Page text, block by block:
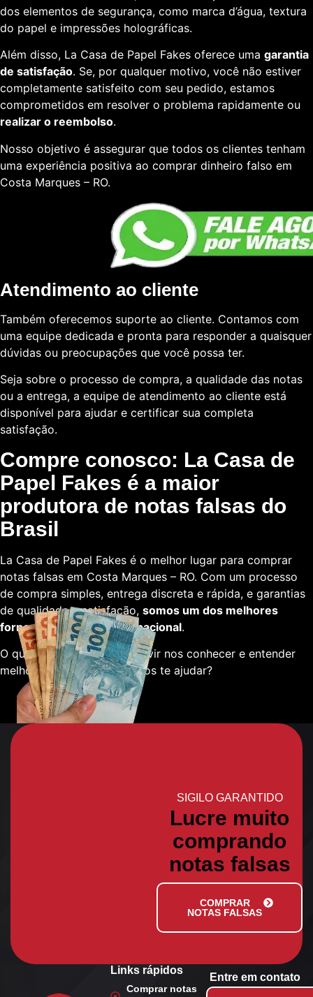
dos elementos de segurança, como marca d’água, textura
do papel e impressões holográficas.
Além disso, La Casa de Papel Fakes oferece uma garantia
de satisfação. Se, por qualquer motivo, você não estiver
completamente satisfeito com seu pedido, estamos
comprometidos em resolver o problema rapidamente ou
realizar o reembolso.
Nosso objetivo é assegurar que todos os clientes tenham
uma experiência positiva ao comprar dinheiro falso em
Costa Marques – RO.
Atendimento ao cliente
Também oferecemos suporte ao cliente. Contamos com
uma equipe dedicada e pronta para responder a quaisquer
dúvidas ou preocupações que você possa ter.
Seja sobre o processo de compra, a qualidade das notas
ou a entrega, a equipe de atendimento ao cliente está
disponível para ajudar e certificar sua completa
satisfação.
Compre conosco: La Casa de
Papel Fakes é a maior
produtora de notas falsas do
Brasil
La Casa de Papel Fakes é o melhor lugar para comprar
notas falsas em Costa Marques – RO. Com um processo
de compra simples, entrega discreta e rápida, e garantias
de qualidade e satisfação, somos um dos melhores
fornecedores em escala nacional.
O que está esperando para vir nos conhecer e entender
melhor sobre como podemos te ajudar?
SIGILO GARANTIDO
Lucre muito
comprando
notas falsas
COMPRAR
NOTAS FALSAS
Links rápidos
Comprar notas
Entre em contato